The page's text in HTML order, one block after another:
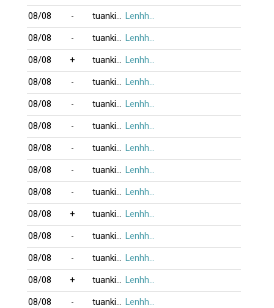
08/08 - tuankim Lenhho_xung
08/08 - tuankim Lenhho_xung
08/08 + tuankim Lenhho_xung
08/08 - tuankim Lenhho_xung
08/08 - tuankim Lenhho_xung
08/08 - tuankim Lenhho_xung
08/08 - tuankim Lenhho_xung
08/08 - tuankim Lenhho_xung
08/08 - tuankim Lenhho_xung
08/08 + tuankim Lenhho_xung
08/08 - tuankim Lenhho_xung
08/08 - tuankim Lenhho_xung
08/08 + tuankim Lenhho_xung
08/08 - tuankim Lenhho_xung